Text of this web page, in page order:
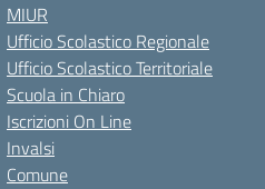
MIUR
Ufficio Scolastico Regionale
Ufficio Scolastico Territoriale
Scuola in Chiaro
Iscrizioni On Line
Invalsi
Comune